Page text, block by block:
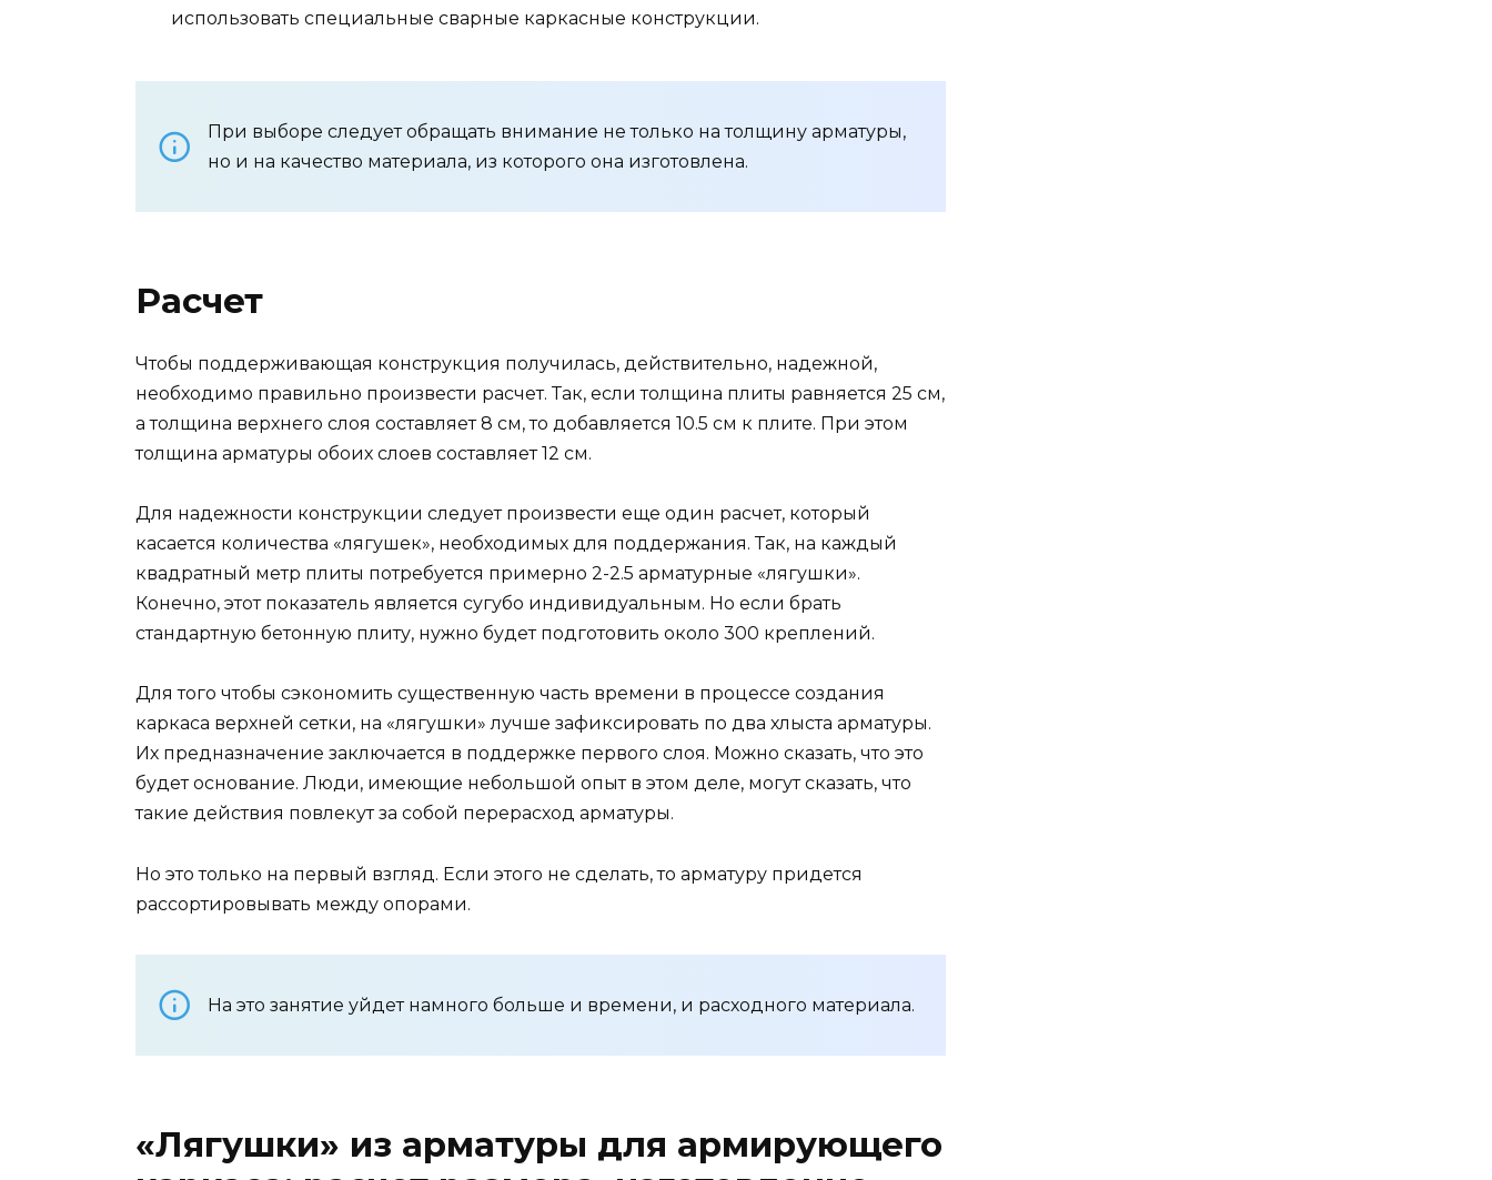
использовать специальные сварные каркасные конструкции.
При выборе следует обращать внимание не только на толщину арматуры,
но и на качество материала, из которого она изготовлена.
Расчет
Чтобы поддерживающая конструкция получилась, действительно, надежной,
необходимо правильно произвести расчет. Так, если толщина плиты равняется 25 см,
а толщина верхнего слоя составляет 8 см, то добавляется 10.5 см к плите. При этом
толщина арматуры обоих слоев составляет 12 см.
Для надежности конструкции следует произвести еще один расчет, который
касается количества «лягушек», необходимых для поддержания. Так, на каждый
квадратный метр плиты потребуется примерно 2-2.5 арматурные «лягушки».
Конечно, этот показатель является сугубо индивидуальным. Но если брать
стандартную бетонную плиту, нужно будет подготовить около 300 креплений.
Для того чтобы сэкономить существенную часть времени в процессе создания
каркаса верхней сетки, на «лягушки» лучше зафиксировать по два хлыста арматуры.
Их предназначение заключается в поддержке первого слоя. Можно сказать, что это
будет основание. Люди, имеющие небольшой опыт в этом деле, могут сказать, что
такие действия повлекут за собой перерасход арматуры.
Но это только на первый взгляд. Если этого не сделать, то арматуру придется
рассортировывать между опорами.
На это занятие уйдет намного больше и времени, и расходного материала.
«Лягушки» из арматуры для армирующего